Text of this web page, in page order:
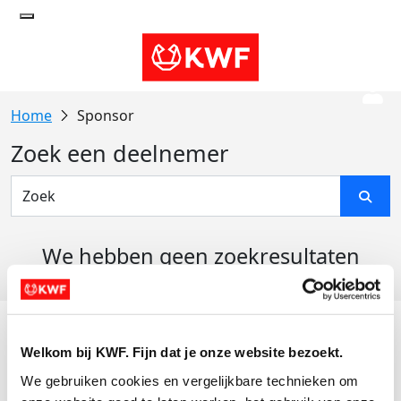
Welkom bij KWF. Fijn dat je onze website bezoekt.
We gebruiken cookies en vergelijkbare technieken om
Sponsor
Zoek een deelnemer
We hebben geen zoekresultaten
Actiematerialen
Evenementen